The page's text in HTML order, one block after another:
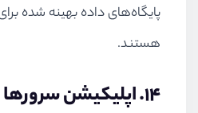
پایگاه‌های داده بهینه شده
هستند.
14. اپلیکیشن سرورها